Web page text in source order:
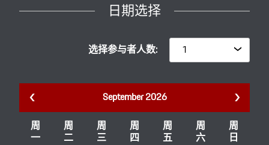
日期选择
选择参与者人数:
September 2026
周
一
周
二
周
三
周
四
周
五
周
六
周
日